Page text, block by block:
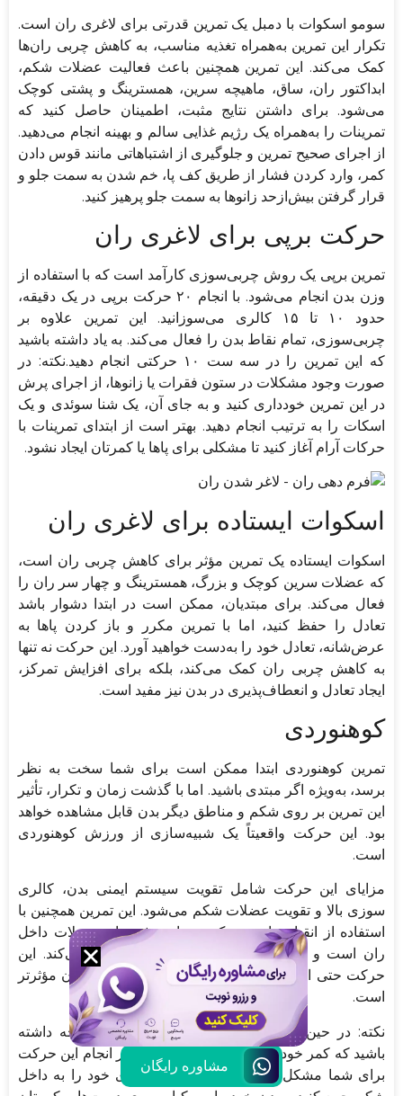
سومو اسکوات با دمبل یک تمرین قدرتی برای لاغری ران است.
تکرار این تمرین به‌همراه تغذیه مناسب، به کاهش چربی ران‌ها
کمک می‌کند. این تمرین همچنین باعث فعالیت عضلات شکم،
ابداکتور ران، ساق، ماهیچه سرین، همسترینگ و پشتی کوچک
می‌شود. برای داشتن نتایج مثبت، اطمینان حاصل کنید که
تمرینات را به‌همراه یک رژیم غذایی سالم و بهینه انجام می‌دهید.
از اجرای صحیح تمرین و جلوگیری از اشتباهاتی مانند قوس دادن
کمر، وارد کردن فشار از طریق کف پا، خم شدن به سمت جلو و
قرار گرفتن بیش‌ازحد زانو‌ها به سمت جلو پرهیز کنید.
حرکت برپی برای لاغری ران
تمرین برپی یک روش چربی‌سوزی کارآمد است که با استفاده از
وزن بدن انجام می‌شود. با انجام ۲۰ حرکت برپی در یک دقیقه،
حدود ۱۰ تا ۱۵ کالری می‌سوزانید. این تمرین علاوه بر
چربی‌سوزی، تمام نقاط بدن را فعال می‌کند. به یاد داشته باشید
که این تمرین را در سه ست ۱۰ حرکتی انجام دهید.نکته: در
صورت وجود مشکلات در ستون فقرات یا زانو‌ها، از اجرای پرش
در این تمرین خودداری کنید و به جای آن، یک شنا سوئدی و یک
اسکات را به ترتیب انجام دهید. بهتر است از ابتدای تمرینات با
حرکات آرام آغاز کنید تا مشکلی برای پا‌ها یا کمرتان ایجاد نشود.
اسکوات ایستاده برای لاغری ران
اسکوات‌ ایستاده یک تمرین مؤثر برای کاهش چربی ران است،
که عضلات سرین کوچک و بزرگ، همسترینگ و چهار سر ران را
فعال می‌کند. برای مبتدیان، ممکن است در ابتدا دشوار باشد
تعادل را حفظ کنید، اما با تمرین مکرر و باز کردن پا‌ها به
عرض‌شانه، تعادل خود را به‌دست خواهید آورد. این حرکت نه تنها
به کاهش چربی ران کمک می‌کند، بلکه برای افزایش تمرکز،
ایجاد تعادل و انعطاف‌پذیری در بدن نیز مفید است.
کوهنوردی
تمرین کوهنوردی ابتدا ممکن است برای شما سخت به نظر
برسد، به‌ویژه اگر مبتدی باشید. اما با گذشت زمان و تکرار، تأثیر
این تمرین بر روی شکم و مناطق دیگر بدن قابل مشاهده خواهد
بود. این حرکت واقعیتاً یک شبیه‌سازی از ورزش کوهنوردی
است.
مزایای این حرکت شامل تقویت سیستم ایمنی بدن، کالری
سوزی بالا و تقویت عضلات شکم می‌شود. این تمرین همچنین با
استفاده از انقباض ایزومتریک، بسیار مؤثر برای عضلات داخل
ران است و به طور کلی بدن را به خوبی فعال می‌کند. این
حرکت حتی از تمرینات با دستگاه خاص برای داخل ران مؤثرتر
است.
نکته: در حین انجام این تمرین برای لاغری ران، توجه داشته
باشید که کمر خود را به‌صورت عمیق نکنید. اگر انجام این حرکت
برای شما مشکل است، آرام و تدریجی پا‌های خود را به داخل
مشاوره رایگان